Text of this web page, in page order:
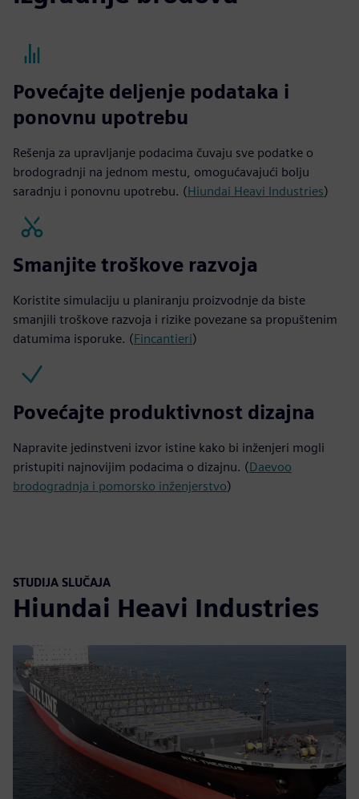
Povećajte deljenje podataka i
ponovnu upotrebu
Rešenja za upravljanje podacima čuvaju sve podatke o
brodogradnji na jednom mestu, omogućavajući bolju
saradnju i ponovnu upotrebu. (Hiundai Heavi Industries)
Smanjite troškove razvoja
Koristite simulaciju u planiranju proizvodnje da biste
smanjili troškove razvoja i rizike povezane sa propuštenim
datumima isporuke. (Fincantieri)
Povećajte produktivnost dizajna
Napravite jedinstveni izvor istine kako bi inženjeri mogli
pristupiti najnovijim podacima o dizajnu. (Daevoo
brodogradnja i pomorsko inženjerstvo)
STUDIJA SLUČAJA
Hiundai Heavi Industries